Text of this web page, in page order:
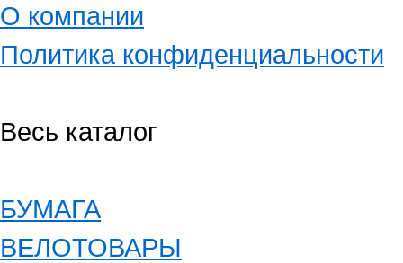
О компании
Политика конфиденциальности
Весь каталог
БУМАГА
ВЕЛОТОВАРЫ